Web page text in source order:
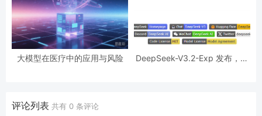
大模型在医疗中的应用与风险
DeepSeek-V3.2-Exp 发布，训
评论列表 共有 0 条评论